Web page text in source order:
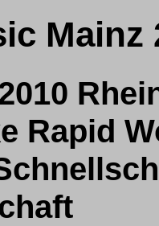
Mainz
Rapid